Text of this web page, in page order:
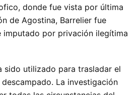
donde fue vista por última
de Agostina, Barrelier fue
imputado por privación ilegítima
sido utilizado para trasladar el
La investigación